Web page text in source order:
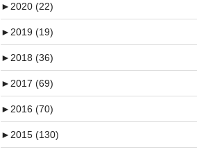
►2020 (22)
►2019 (19)
►2018 (36)
►2017 (69)
►2016 (70)
►2015 (130)